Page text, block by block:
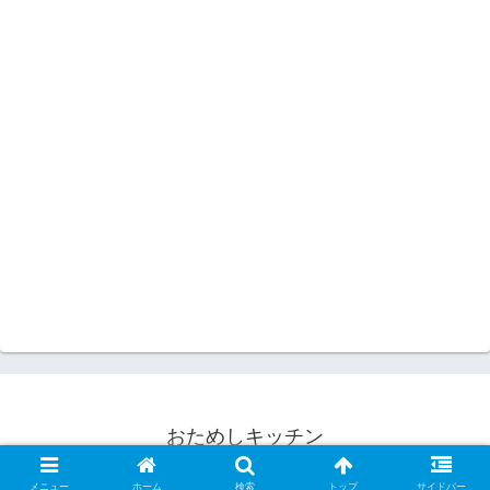
おためしキッチン
© 2008 おためしキッチン.
メニュー ホーム 検索 トップ サイドバー